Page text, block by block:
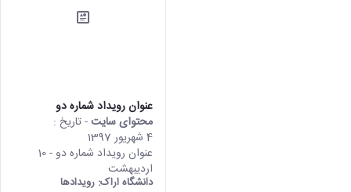
عنوان رویداد شماره دو
محتوای سایت- تاریخ :
4 شهریور 1397
عنوان رویداد شماره دو - 10
اردیبهشت
دانشگاه اراک: رویدادها